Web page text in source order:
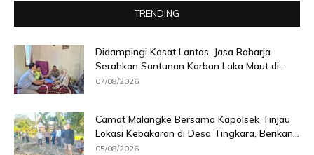
TRENDING
Didampingi Kasat Lantas, Jasa Raharja
Serahkan Santunan Korban Laka Maut di...
07/08/2026
Camat Malangke Bersama Kapolsek Tinjau
Lokasi Kebakaran di Desa Tingkara, Berikan...
05/08/2026